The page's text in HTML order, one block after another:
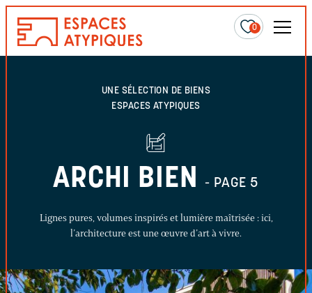
0
UNE SÉLECTION DE BIENS
ESPACES ATYPIQUES
ARCHI BIEN- PAGE 5
Lignes pures, volumes inspirés et lumière maîtrisée : ici,
l’architecture est une œuvre d’art à vivre.